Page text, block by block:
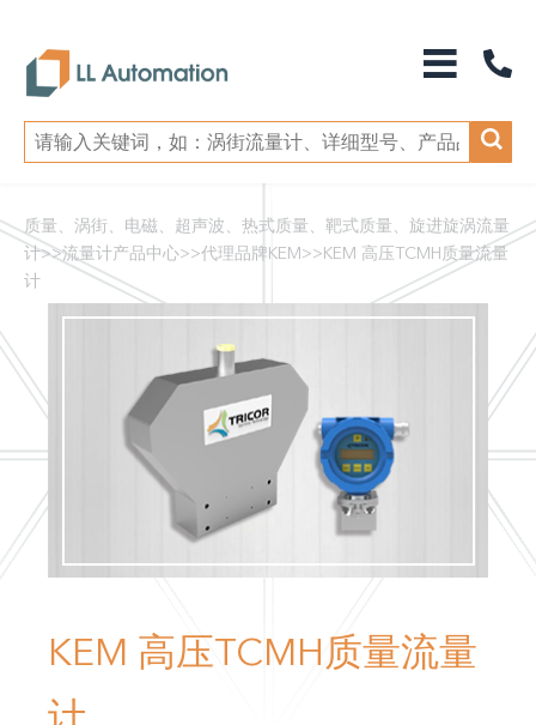
质量、涡街、电磁、超声波、热式质量、靶式质量、旋进旋涡流量
计>>流量计产品中心>>代理品牌KEM>>KEM 高压TCMH质量流量
计
KEM 高压TCMH质量流量